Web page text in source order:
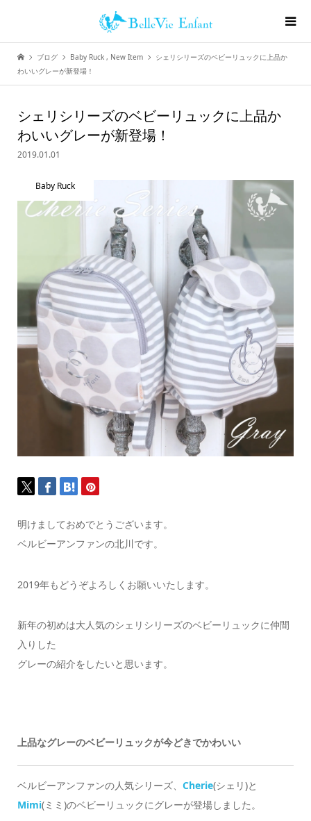
ブログ Baby Ruck , New Item
シェリシリーズのベビーリュックに上品か
わいいグレーが新登場！
シェリシリーズのベビーリュックに上品か
わいいグレーが新登場！
2019.01.01
Baby Ruck
明けましておめでとうございます。
ベルビーアンファンの北川です。
2019年もどうぞよろしくお願いいたします。
新年の初めは大人気のシェリシリーズのベビーリュックに仲間
入りした
グレーの紹介をしたいと思います。
上品なグレーのベビーリュックが今どきでかわいい
ベルビーアンファンの人気シリーズ、 Cherie(シェリ)と
Mimi(ミミ)のベビーリュックにグレーが登場しました。